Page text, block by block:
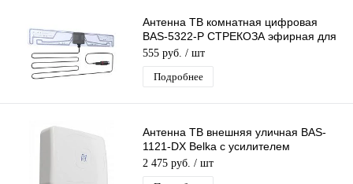
Антенна ТВ комнатная цифровая
BAS-5322-P СТРЕКОЗА эфирная для
DVB-T2 телевидения Рэмо
555 руб. / шт
Подробнее
Антенна ТВ внешняя уличная BAS-
1121-DX Belka с усилителем
цифровая эфирная для DVB-T2 ТВ
наружная
2 475 руб. / шт